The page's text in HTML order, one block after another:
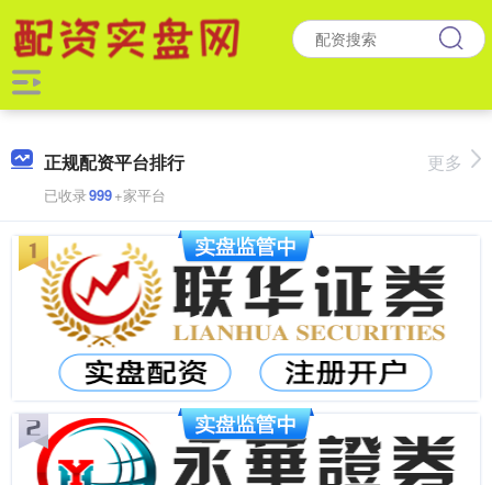
正规配资平台排行
已收录999+家平台
更多